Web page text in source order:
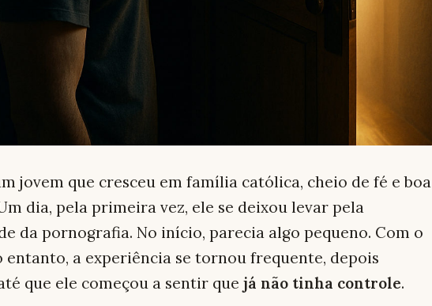
jovem que cresceu em família católica, cheio de fé e boa
dia, pela primeira vez, ele se deixou levar pela
da pornografia. No início, parecia algo pequeno. Com o
entanto, a experiência se tornou frequente, depois
que ele começou a sentir que já não tinha controle.